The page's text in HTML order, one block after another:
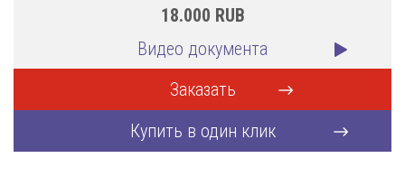
18.000 RUB
Видео документа
Заказать
Купить в один клик